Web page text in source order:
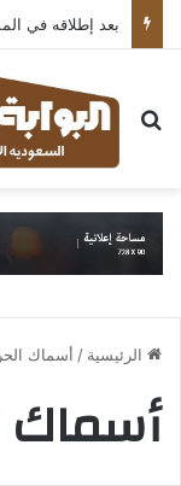
بحث عن
الرئيسية / أسماك
أسماك